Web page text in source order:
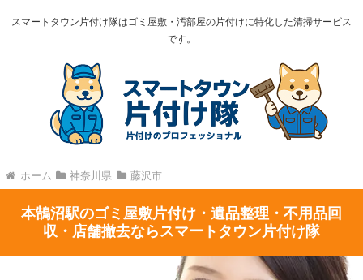
スマートタウン片付け隊はゴミ屋敷・汚部屋の片付けに特化した清掃サービス
です。
ホーム 神奈川県 藤沢市
本鵠沼駅のゴミ屋敷片付け・遺品整理・不用品回
収・店舗撤去ならスマートタウン片付け隊